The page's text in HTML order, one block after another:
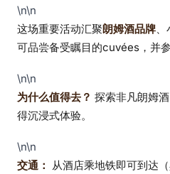
\n\n
这场重要活动汇聚朗姆酒品牌
可品尝备受瞩目的cuvées，并参
\n\n
为什么值得去？ 探索非凡朗姆
得沉浸式体验。
\n\n
交通：
从酒店乘地铁即可到达